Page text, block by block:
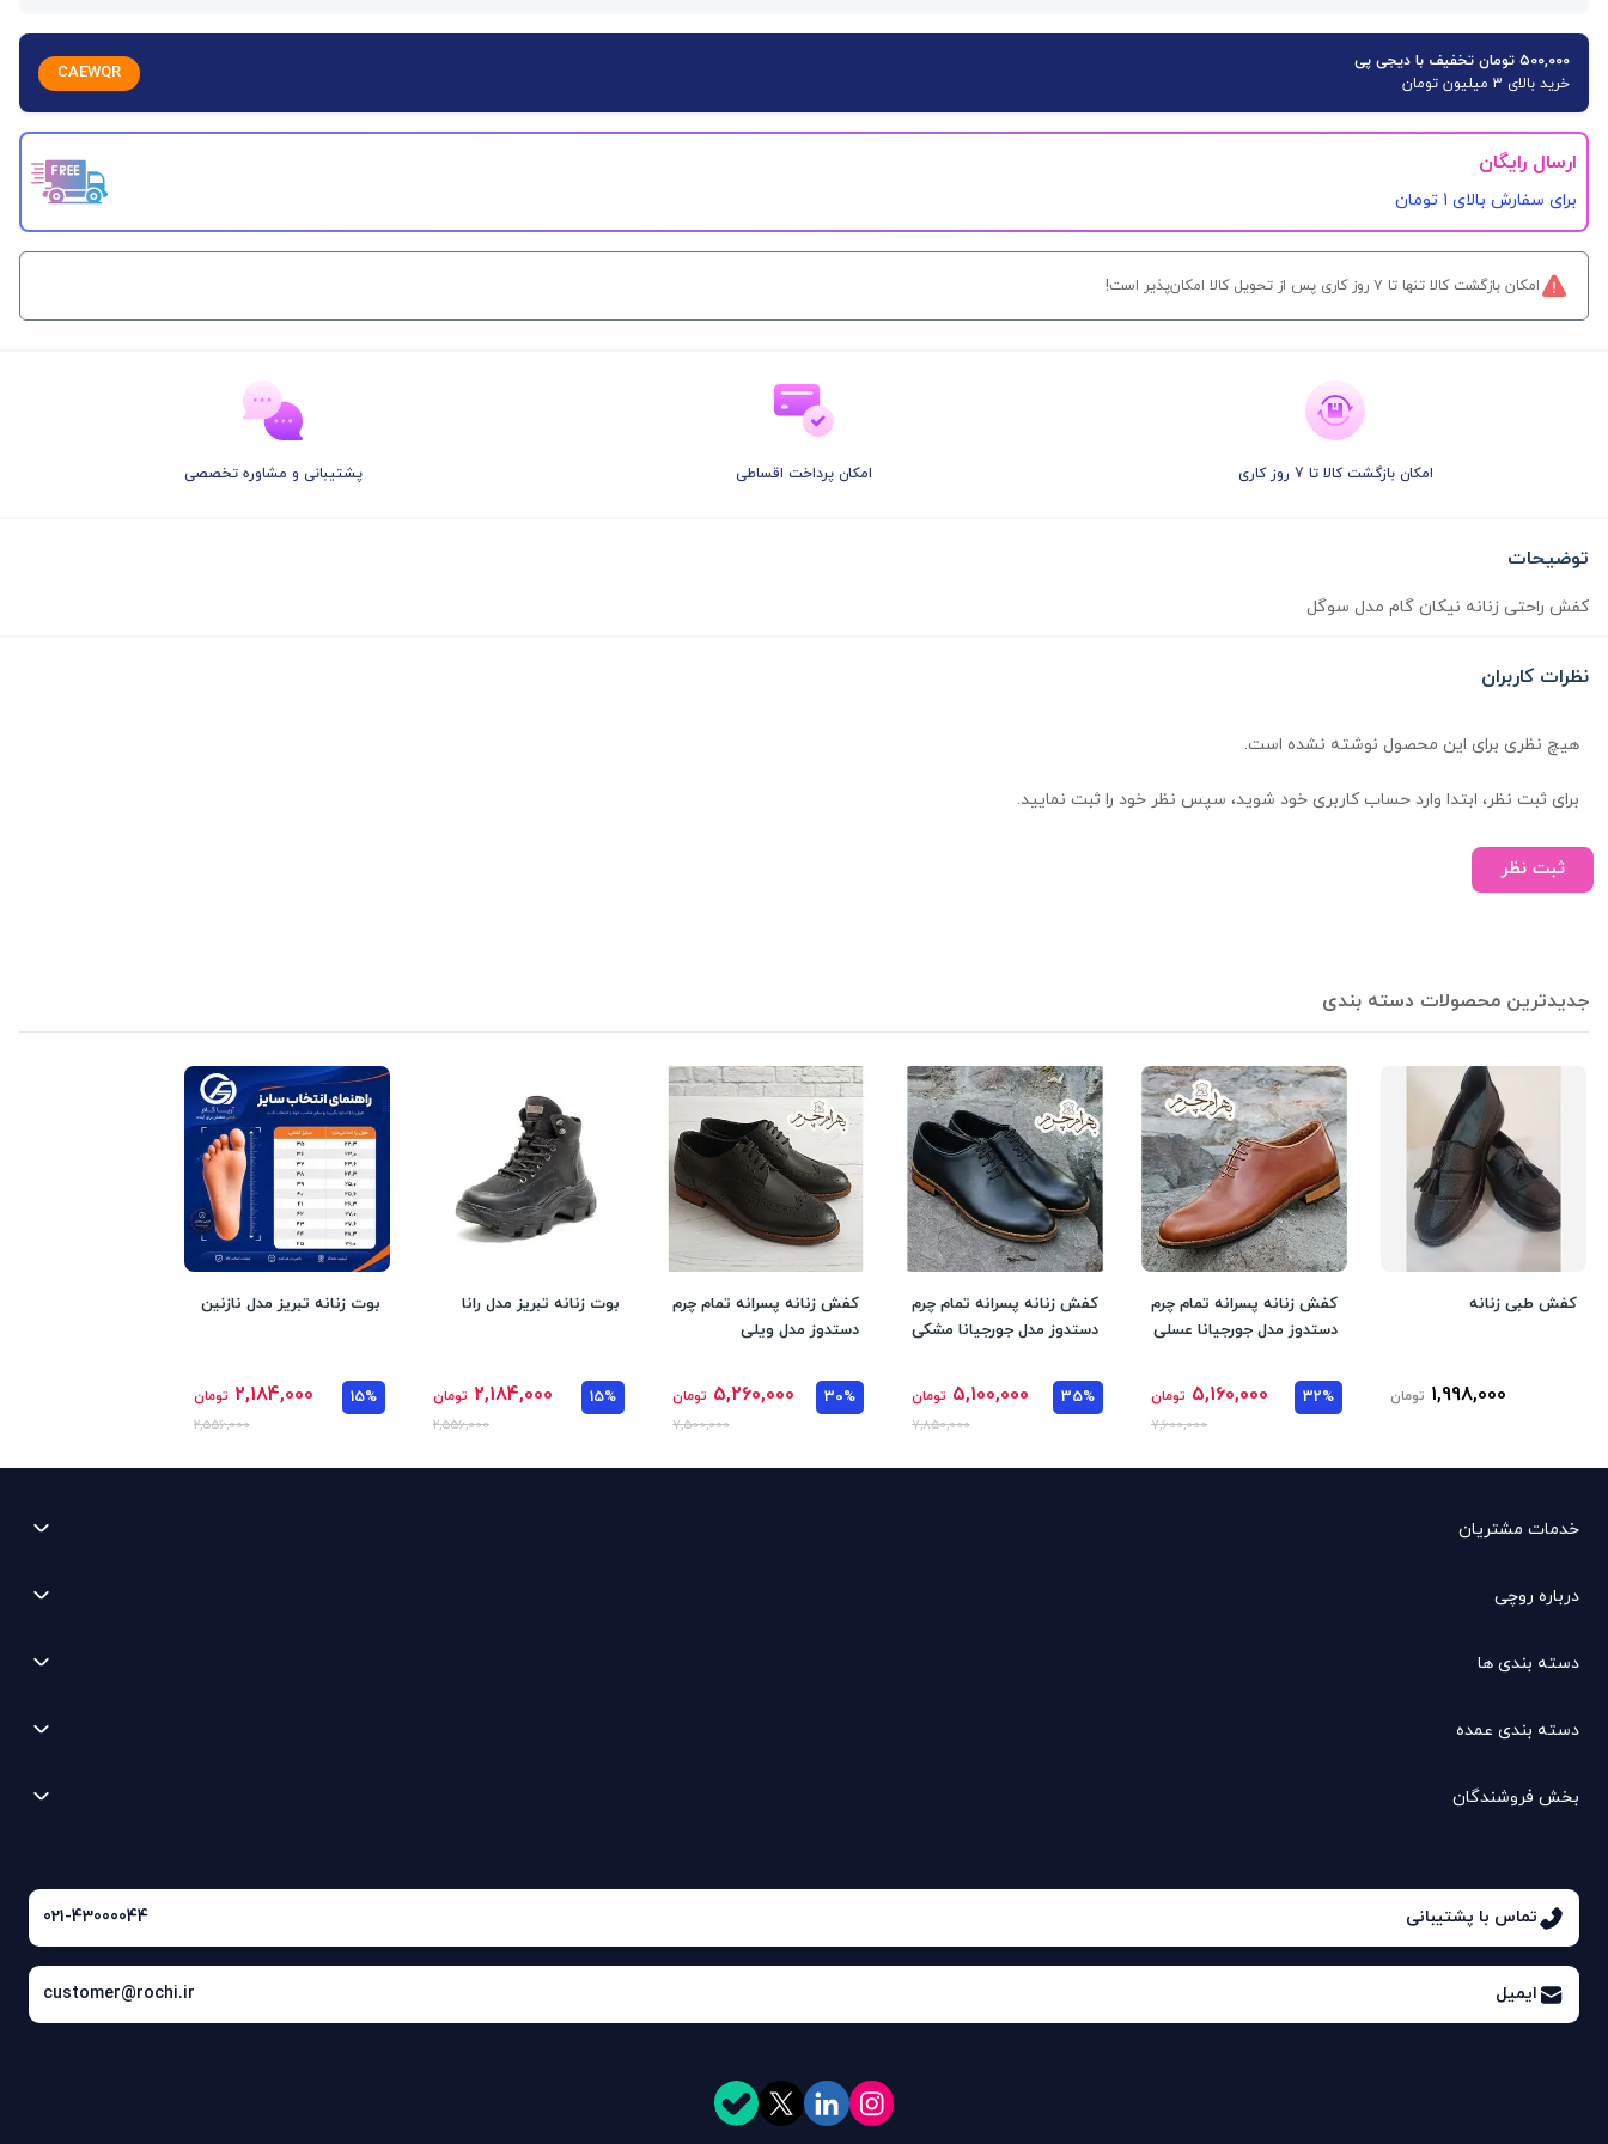
۵۰۰,۰۰۰ تومان تخفیف با دیجی پی
خرید بالای 3 میلیون تومان
CAEWQR
ارسال رایگان
برای سفارش‌ بالای 1 تومان
امکان بازگشت کالا تنها تا ۷ روز کاری پس از تحویل کالا امکان‌پذیر است!
امکان بازگشت کالا تا 7 روز کاری امکان پرداخت اقساطی پشتیبانی و مشاوره تخصصی
توضیحات
کفش راحتی زنانه نیکان گام مدل سوگل
نظرات کاربران
هیچ نظری برای این محصول نوشته نشده است.
برای ثبت نظر، ابتدا وارد حساب کاربری خود شوید، سپس نظر خود را ثبت نمایید.
ثبت نظر
جدیدترین محصولات دسته بندی
کفش طبی زنانه
1,998,000 تومان
کفش زنانه پسرانه تمام چرم
دستدوز مدل جورجیانا عسلی
32%
5,160,000 تومان
7,600,000
کفش زنانه پسرانه تمام چرم
دستدوز مدل جورجیانا مشکی
35%
5,100,000 تومان
7,850,000
کفش زنانه پسرانه تمام چرم
دستدوز مدل ویلی
30%
5,260,000 تومان
7,500,000
بوت زنانه تبریز مدل رانا
15%
2,184,000 تومان
2,556,000
بوت زنانه تبریز مدل نازنین
15%
2,184,000 تومان
2,556,000
خدمات مشتریان
درباره روچی
دسته بندی ها
دسته بندی عمده
بخش فروشندگان
تماس با پشتیبانی 021-43000044
ایمیل customer@rochi.ir